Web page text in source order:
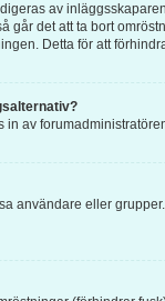
av
går det att ta bort
Detta för att
av
användare eller